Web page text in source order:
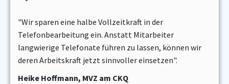
"Wir sparen eine halbe Vollzeitkraft in der
Telefonbearbeitung ein. Anstatt Mitarbeiter
langwierige Telefonate führen zu lassen, können wir
deren Arbeitskraft jetzt sinnvoller einsetzen".
Heike Hoffmann, MVZ am CKQ